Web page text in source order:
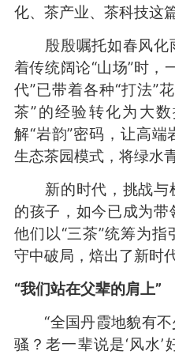
化、茶产业、茶科技这
殷殷嘱托如春风化
着传统阔论“山场”时，
代”已带着各种“打法”
茶”的经验转化为大
解“岩韵”密码，让高
生态茶园模式，将绿水
新的时代，挑战与
的孩子，如今已成为带
他们以“三茶”统筹为
守中破局，焙出了新时
“我们站在父辈的肩上”
“全国丹霞地貌有不
骚？老一辈说是‘风水